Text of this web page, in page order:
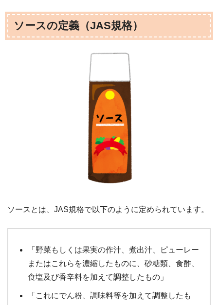
ソースの定義（JAS規格）
ソースとは、JAS規格で以下のように定められています。
「野菜もしくは果実の作汁、煮出汁、ピューレー
またはこれらを濃縮したものに、砂糖類、食酢、
食塩及び香辛料を加えて調整したもの」
「これにでん粉、調味料等を加えて調整したも